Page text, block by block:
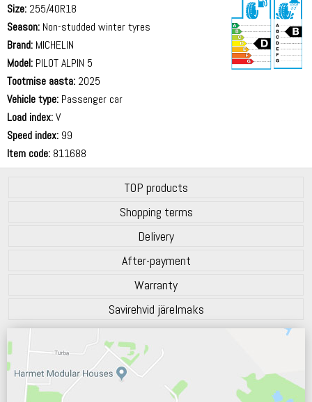
Size: 255/40R18
Season: Non-studded winter tyres
Brand: MICHELIN
Model: PILOT ALPIN 5
Tootmise aasta: 2025
Vehicle type: Passenger car
Load index:V
Speed index: 99
Item code: 811688
TOP products
Shopping terms
Delivery
After-payment
Warranty
Savirehvid järelmaks